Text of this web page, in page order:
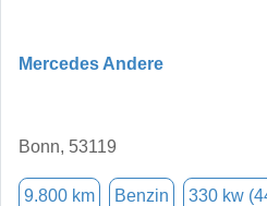
Mercedes Andere
Bonn, 53119
9.800 km Benzin 330 kw